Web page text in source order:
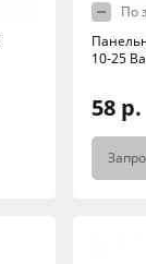
По
10-25
58 р.